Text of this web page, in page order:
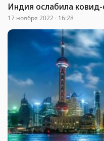
Индия ослабила
17 ноября 2022 · 16:28